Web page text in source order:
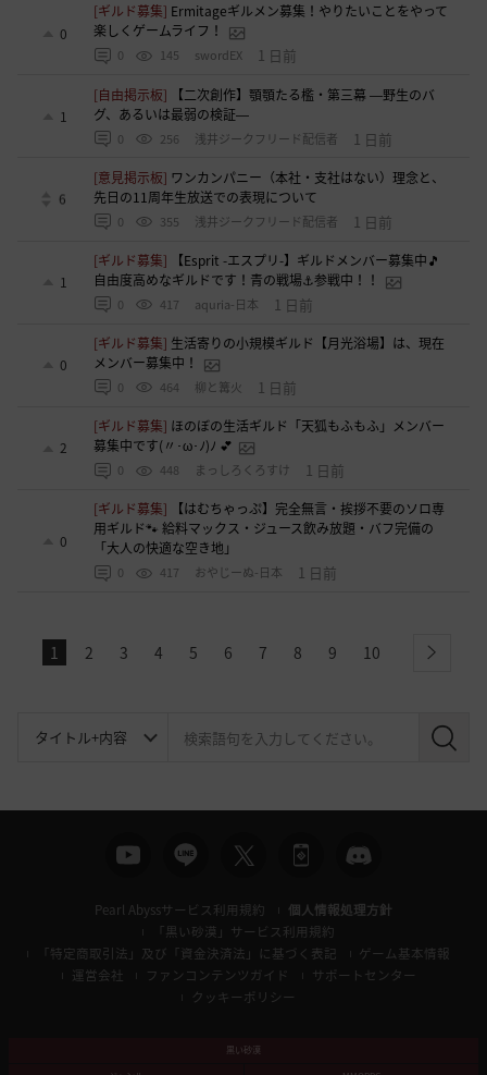
0
[ギルド募集] Ermitageギルメン募集！やりたいことをやって
楽しくゲームライフ！
0 145 swordEX 1 日前
1
[自由掲示板]
【二次創作】顎顎たる檻・第三幕 ―野生のバ
グ、あるいは最弱の検証―
0 256 浅井ジークフリード配信者 1 日前
6
[意見掲示板] ワンカンパニー（本社・支社はない）理念と、
先日の11周年生放送での表現について
0 355 浅井ジークフリード配信者 1 日前
1
[ギルド募集]
【Esprit -エスプリ-】ギルドメンバー募集中🎵
自由度高めなギルドです！青の戦場⚓参戦中！！
0 417 aquria-日本 1 日前
0
[ギルド募集] 生活寄りの小規模ギルド【月光浴場】は、現在
メンバー募集中！
0 464 柳と篝火 1 日前
2
[ギルド募集] ほのぼの生活ギルド「天狐もふもふ」メンバー
募集中です(〃･ω･ﾉ)ﾉ 💕
0 448 まっしろくろすけ 1 日前
0
[ギルド募集]
【はむちゃっぷ】完全無言・挨拶不要のソロ専
用ギルド🐾 給料マックス・ジュース飲み放題・バフ完備の
「大人の快適な空き地」
0 417 おやじーぬ-日本 1 日前
1 2 3 4 5 6 7 8 9 10 next
検
Pearl Abyssサービス利用規約
個人情報処理方針
「黒い砂漠」サービス利用規約
「特定商取引法」及び「資金決済法」に基づく表記
ゲーム基本情報
運営会社
ファンコンテンツガイド
サポートセンター
クッキーポリシー
黒い砂漠